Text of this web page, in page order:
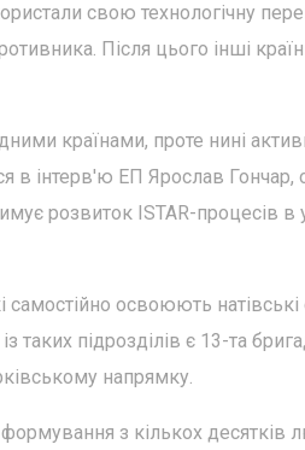
свою технологічну
Після цього інші
країнами, проте нині
в інтерв'ю ЕП Ярослав Гончар,
розвиток ISTAR-процесів
самостійно освоюють
підрозділів є 13-та
напрямку.
з кількох десятків